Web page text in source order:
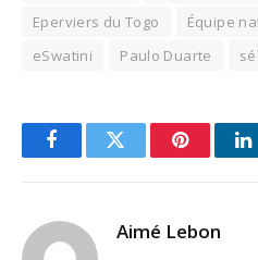
Eperviers du Togo
Équipe
eSwatini
Paulo Duarte
FacebookTwitter Pinterest
Aimé Lebon